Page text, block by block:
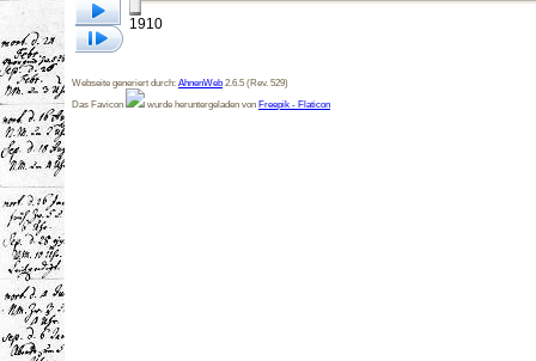
1910
Webseite generiert durch: AhnenWeb 2.6.5 (Rev. 529)
Das Favicon
wurde heruntergeladen von Freepik - Flaticon